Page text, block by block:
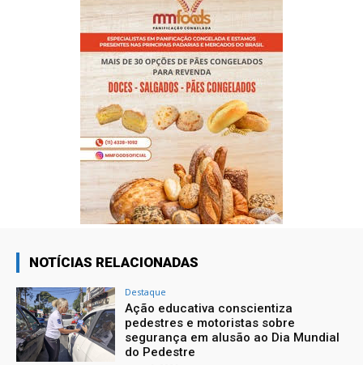
NOTÍCIAS RELACIONADAS
Destaque
Ação educativa conscientiza
pedestres e motoristas sobre
segurança em alusão ao Dia Mundial
do Pedestre